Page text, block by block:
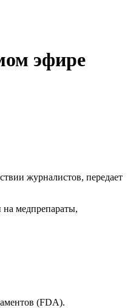
эфире
журналистов, передает
на медпрепараты,
(FDA).